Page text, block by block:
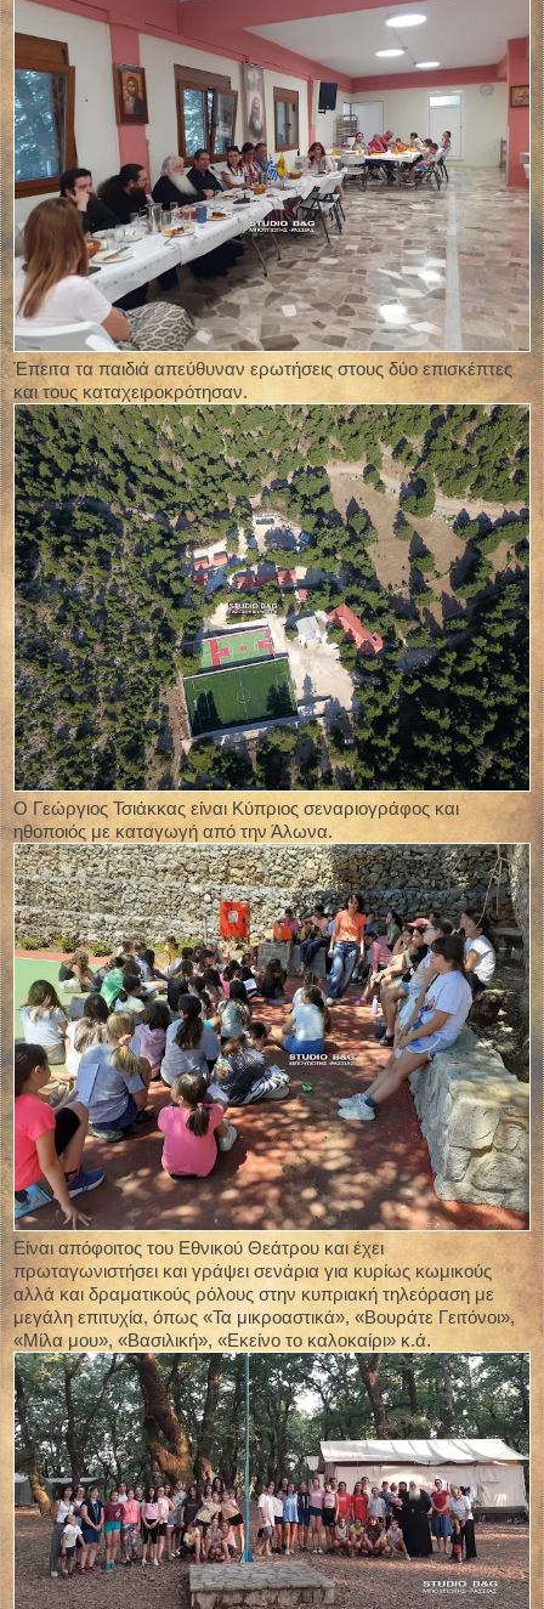
Έπειτα τα παιδιά απεύθυναν ερωτήσεις στους δύο επισκέπτες
και τους καταχειροκρότησαν.
Ο Γεώργιος Τσιάκκας είναι Κύπριος σεναριογράφος και
ηθοποιός με καταγωγή από την Άλωνα.
Είναι απόφοιτος του Εθνικού Θεάτρου και έχει
πρωταγωνιστήσει και γράψει σενάρια για κυρίως κωμικούς
αλλά και δραματικούς ρόλους στην κυπριακή τηλεόραση με
μεγάλη επιτυχία, όπως «Τα μικροαστικά», «Βουράτε Γειτόνοι»,
«Μίλα μου», «Βασιλική», «Εκείνο το καλοκαίρι» κ.ά.